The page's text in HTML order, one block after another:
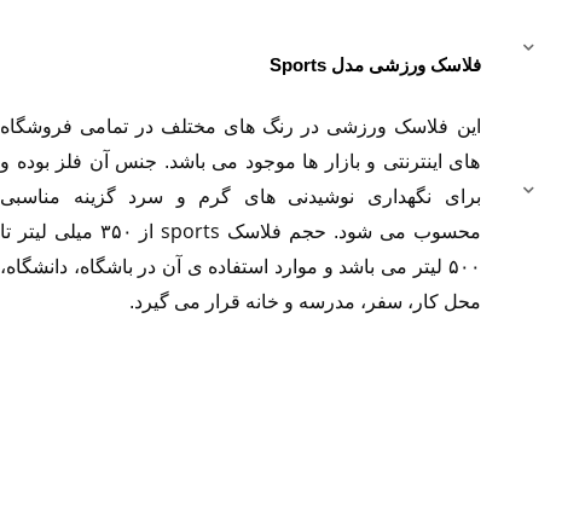
فلاسک ورزشی مدلSports
این فلاسک ورزشی در رنگ های مختلف در تمامی فروشگاه
های اینترنتی و بازار ها موجود می باشد. جنس آن فلز بوده و
برای نگهداری نوشیدنی های گرم و سرد گزینه مناسبی
محسوب می شود. حجم فلاسک sports
از ۳۵۰ میلی لیتر تا
۵۰۰ لیتر می باشد و موارد استفاده ی آن در باشگاه، دانشگاه،
محل کار، سفر، مدرسه و خانه قرار می گیرد.